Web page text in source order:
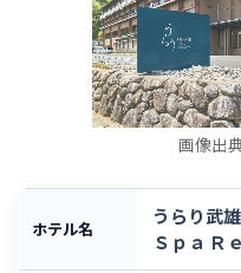
画像出
ホテル名
うらり武
Ｓｐａ Ｒ